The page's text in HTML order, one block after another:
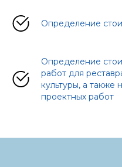
Определение
Определение
работ для
культуры, а также
проектных работ